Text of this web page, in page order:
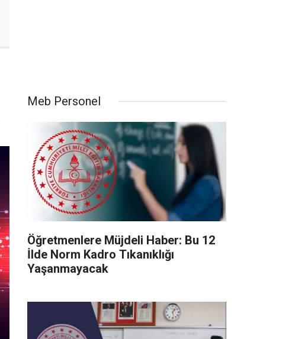
Meb Personel
Öğretmenlere Müjdeli Haber: Bu 12
İlde Norm Kadro Tıkanıklığı
Yaşanmayacak